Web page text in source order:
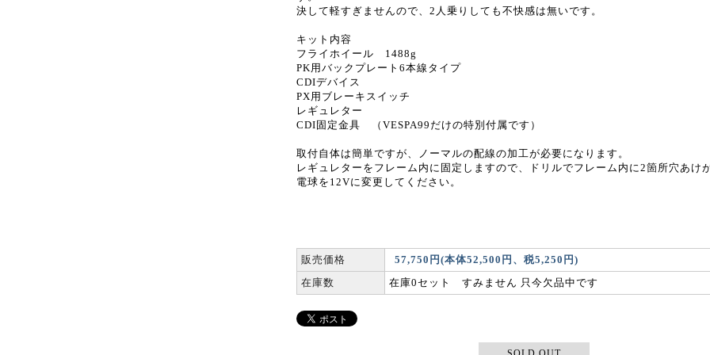
決して軽すぎませんので、2人乗りしても不快感は無いです。
キット内容
フライホイール 1488g
PK用バックプレート6本線タイプ
CDIデバイス
PX用ブレーキスイッチ
レギュレター
CDI固定金具 （VESPA99だけの特別付属です）
取付自体は簡単ですが、ノーマルの配線の加工が必要になります。
レギュレターをフレーム内に固定しますので、ドリルでフレーム内に2箇所穴あけ
電球を12Vに変更してください。
販売価格
57,750円(本体52,500円、税5,250円)
在庫数
在庫0セット すみません 只今欠品中です